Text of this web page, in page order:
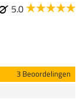
5.0
3 Beoordelingen